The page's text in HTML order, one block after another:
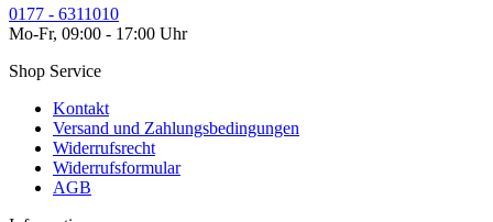
0177 - 6311010
Mo-Fr, 09:00 - 17:00 Uhr
Shop Service
Kontakt
Versand und Zahlungsbedingungen
Widerrufsrecht
Widerrufsformular
AGB